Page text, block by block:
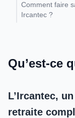
Comment faire
Ircantec ?
Qu’est-ce
L’Ircantec,
retraite